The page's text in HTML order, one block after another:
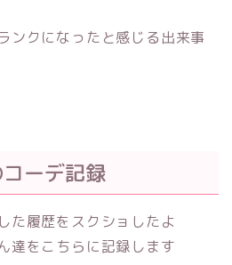
ンクになったと感じる出来事
ーデ記録
た履歴をスクショしたよ
達をこちらに記録します